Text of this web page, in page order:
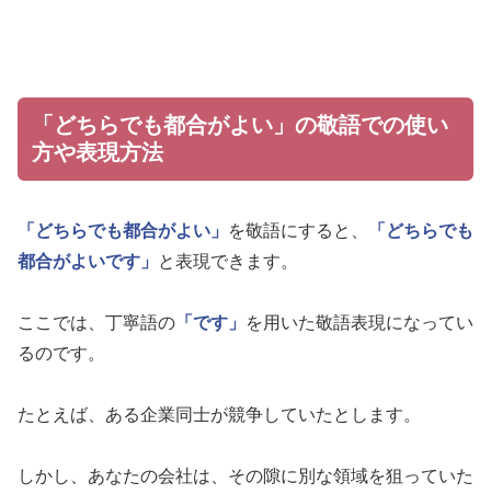
「どちらでも都合がよい」の敬語での使い
方や表現方法
「どちらでも都合がよい」 を敬語にすると、
「どちらでも
都合がよいです」
と表現できます。
ここでは、丁寧語の 「です」
を用いた敬語表現になってい
るのです。
たとえば、ある企業同士が競争していたとします。
しかし、あなたの会社は、その隙に別な領域を狙っていた